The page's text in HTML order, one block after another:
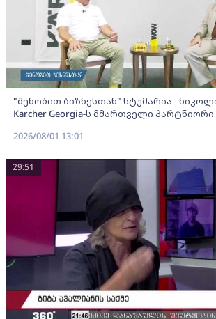
"შენობით ბიზნესთან" სტუმარია -
Karcher Georgia-ს მმართველი პარტნიორი
2026/08/01 13:01
29:51